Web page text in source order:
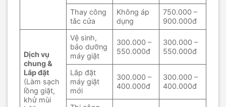
Thay công
tắc cửa
Không áp
dụng
750.000 –
900.000đ
Dịch vụ
chung &
Lắp đặt
(Làm sạch
lồng giặt,
khử mùi
Vệ sinh,
bảo dưỡng
máy giặt
300.000 –
550.000đ
300.000 –
550.000đ
Lắp đặt
máy giặt
mới
300.000 –
400.000đ
300.000 –
400.000đ